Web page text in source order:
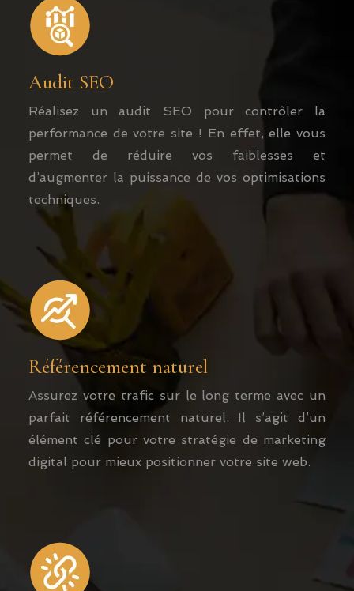
Audit SEO
Réalisez un audit SEO pour contrôler la
performance de votre site ! En effet, elle vous
permet de réduire vos faiblesses et
d’augmenter la puissance de vos optimisations
techniques.
Référencement naturel
Assurez votre trafic sur le long terme avec un
parfait référencement naturel. Il s’agit d’un
élément clé pour votre stratégie de marketing
digital pour mieux positionner votre site web.